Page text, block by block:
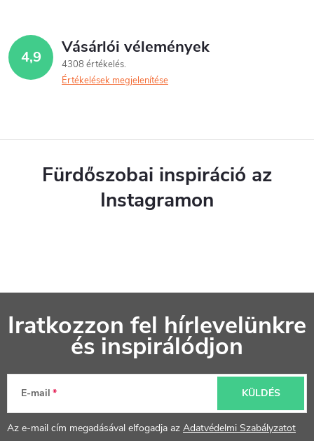
4,9 Vásárlói vélemények
4308 értékelés
Értékelések megjelenítése
Fürdőszobai inspiráció az
Instagramon
á
é
Iratkozzon fel hírlevelünkre
és inspirálódjon
E-mail
Az e-mail cím megadásával elfogadja az Adatvédelmi Szabályzatot
KÜLDÉS